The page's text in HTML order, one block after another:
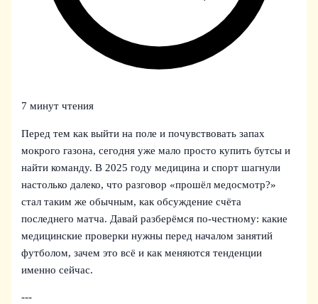
7 минут чтения
Перед тем как выйти на поле и почувствовать запах
мокрого газона, сегодня уже мало просто купить бутсы и
найти команду. В 2025 году медицина и спорт шагнули
настолько далеко, что разговор «прошёл медосмотр?»
стал таким же обычным, как обсуждение счёта
последнего матча. Давай разберёмся по-честному: какие
медицинские проверки нужны перед началом занятий
футболом, зачем это всё и как меняются тенденции
именно сейчас.
---